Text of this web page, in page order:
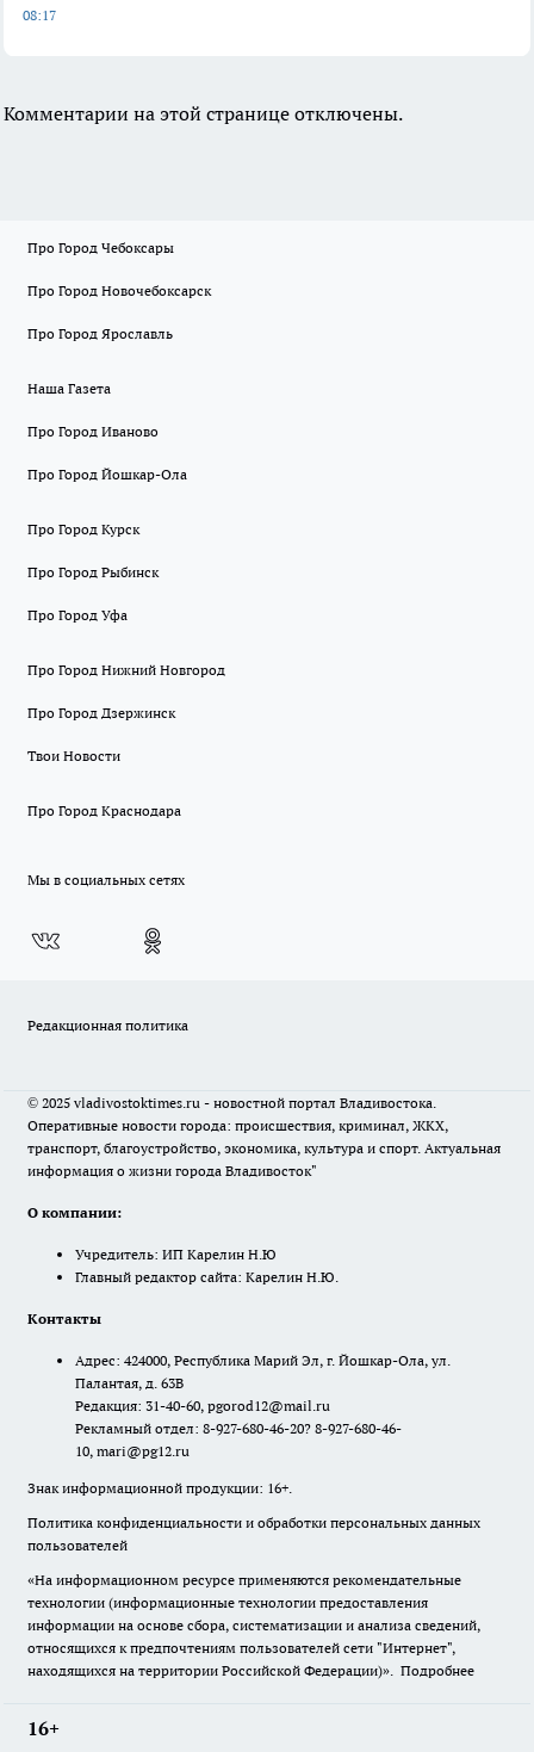
08:17
Комментарии на этой странице отключены.
Про Город Чебоксары
Про Город Новочебоксарск
Про Город Ярославль
Наша Газета
Про Город Иваново
Про Город Йошкар-Ола
Про Город Курск
Про Город Рыбинск
Про Город Уфа
Про Город Нижний Новгород
Про Город Дзержинск
Твои Новости
Про Город Краснодара
Мы в социальных сетях
Редакционная политика
© 2025 vladivostoktimes.ru - новостной портал Владивостока.
Оперативные новости города: происшествия, криминал, ЖКХ,
транспорт, благоустройство, экономика, культура и спорт. Актуальная
информация о жизни города Владивосток"
О компании:
Учредитель: ИП Карелин Н.Ю
Главный редактор сайта: Карелин Н.Ю.
Контакты
Адрес: 424000, Республика Марий Эл, г. Йошкар-Ола, ул.
Палантая, д. 63В
Редакция: 31-40-60, pgorod12@mail.ru
Рекламный отдел: 8-927-680-46-20? 8-927-680-46-
10, mari@pg12.ru
Знак информационной продукции: 16+.
Политика конфиденциальности и обработки персональных данных
пользователей
«На информационном ресурсе применяются рекомендательные
технологии (информационные технологии предоставления
информации на основе сбора, систематизации и анализа сведений,
относящихся к предпочтениям пользователей сети "Интернет",
находящихся на территории Российской Федерации)». Подробнее
16+